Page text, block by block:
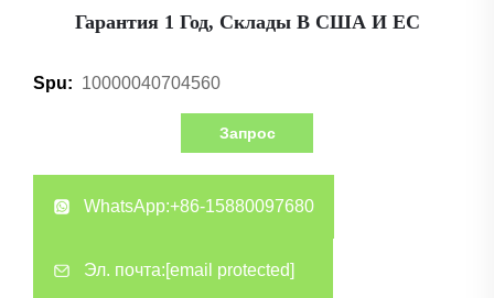
Гарантия 1 Год, Склады В США И ЕС
Spu: 10000040704560
Запрос
WhatsApp:+86-15880097680
Эл. почта: [email protected]